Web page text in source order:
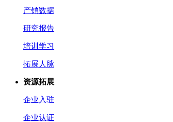
产销数据
研究报告
培训学习
拓展人脉
资源拓展
企业入驻
企业认证